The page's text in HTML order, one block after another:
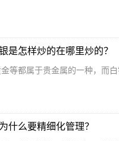
是怎样炒的在哪里炒的？
等都属于贵金属的一种，而
什么要精细化管理？